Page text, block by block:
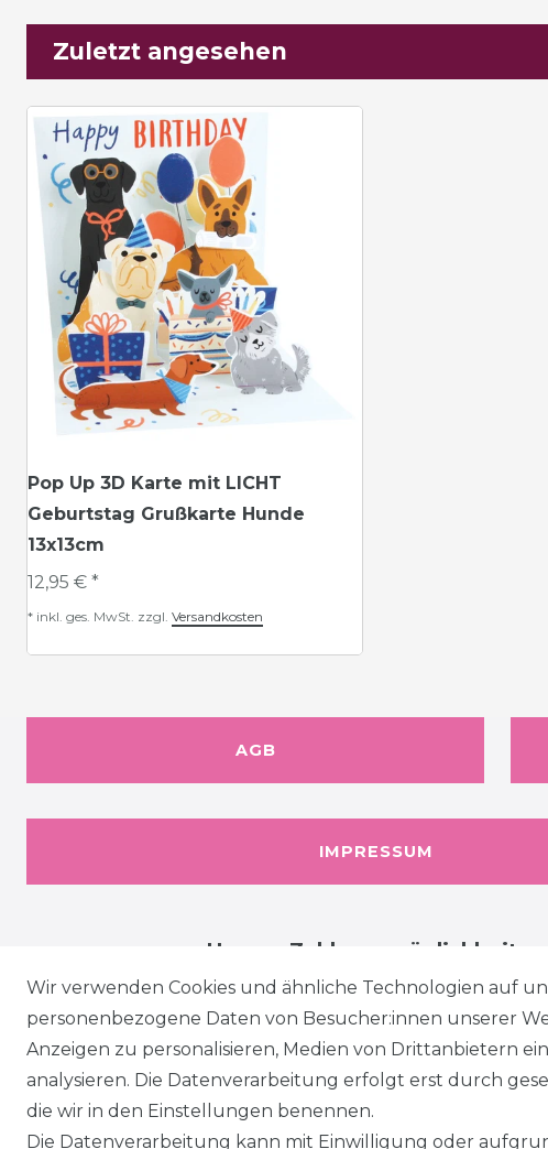
Zuletzt angesehen
Pop Up 3D Karte mit LICHT
Geburtstag Grußkarte Hunde
13x13cm
12,95 € *
* inkl. ges. MwSt. zzgl. Versandkosten
AGB
IMPRESSUM
Unsere Zahlungsmöglichkeiten
Wir verwenden Cookies und ähnliche Technologien auf
personenbezogene Daten von Besucher:innen unserer
Anzeigen zu personalisieren, Medien von Drittanbietern
analysieren. Die Datenverarbeitung erfolgt erst durch
die wir in den Einstellungen benennen.
Die Datenverarbeitung kann mit Einwilligung oder